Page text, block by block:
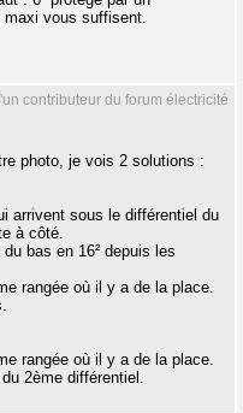
vous suffisent.
contributeur du forum électricité
photo, je vois 2 solutions :
arrivent sous le différentiel du
à côté.
bas en 16² depuis les
rangée où il y a de la place.
rangée où il y a de la place.
2ème différentiel.